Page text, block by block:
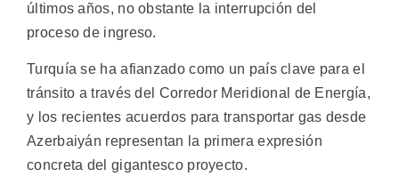
últimos años, no obstante la interrupción del
proceso de ingreso.
Turquía se ha afianzado como un país clave para el
tránsito a través del Corredor Meridional de Energía,
y los recientes acuerdos para transportar gas desde
Azerbaiyán representan la primera expresión
concreta del gigantesco proyecto.